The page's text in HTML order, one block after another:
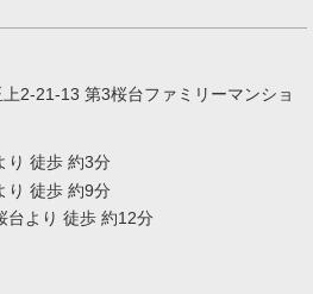
2-21-13 第3桜台ファミリーマンショ
り 徒歩 約3分
り 徒歩 約9分
台より 徒歩 約12分